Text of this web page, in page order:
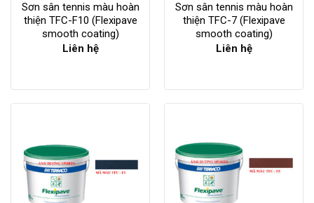
Sơn sân tennis màu hoàn
thiện TFC-F10 (Flexipave
smooth coating)
Liên hệ
Sơn sân tennis màu hoàn
thiện TFC-7 (Flexipave
smooth coating)
Liên hệ